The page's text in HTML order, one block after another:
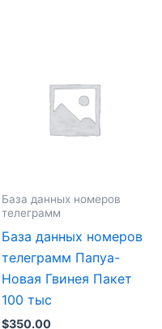
База данных номеров
телеграмм
База данных номеров
телеграмм Папуа-
Новая Гвинея Пакет
100 тыс
$350.00